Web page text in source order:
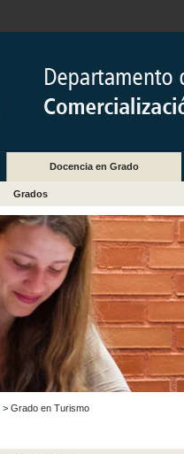
Docencia en Grado
Grados
> Grado en Turismo